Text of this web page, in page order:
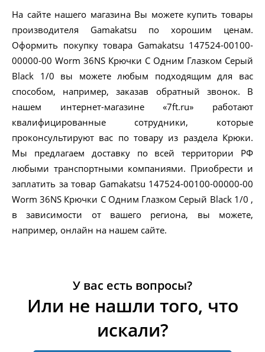
На сайте нашего магазина Вы можете купить товары
производителя Gamakatsu по хорошим ценам.
Оформить покупку товара Gamakatsu 147524-00100-
00000-00 Worm 36NS Крючки С Одним Глазком Серый
Black 1/0 вы можете любым подходящим для вас
способом, например, заказав обратный звонок. В
нашем интернет-магазине «7ft.ru» работают
квалифицированные сотрудники, которые
проконсультируют вас по товару из раздела Крюки.
Мы предлагаем доставку по всей территории РФ
любыми транспортными компаниями. Приобрести и
заплатить за товар Gamakatsu 147524-00100-00000-00
Worm 36NS Крючки С Одним Глазком Серый Black 1/0 ,
в зависимости от вашего региона, вы можете,
например, онлайн на нашем сайте.
У вас есть вопросы?
Или не нашли того, что
искали?